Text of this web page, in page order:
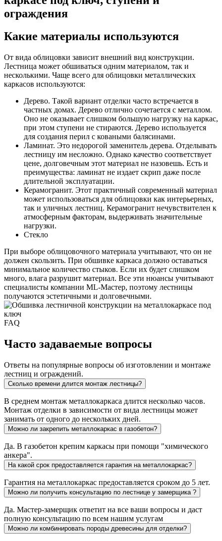
Какие материалы используются
От вида облицовки зависит внешний вид конструкции.
Лестница может обшиваться одним материалом, так и
несколькими. Чаще всего для облицовки металлических
каркасов используются:
Дерево. Такой вариант отделки часто встречается в
частных домах. Дерево отлично сочетается с металлом.
Оно не оказывает слишком большую нагрузку на каркас,
при этом ступени не стираются. Дерево используется
для создания перил с коваными балясинами.
Ламинат. Это недорогой заменитель дерева. Отделывать
лестницу им несложно. Однако качество соответствует
цене, долговечным этот материал не назовешь. Есть и
преимущества: ламинат не издает скрип даже после
длительной эксплуатации.
Керамогранит. Этот практичный современный материал
может использоваться для облицовки как интерьерных,
так и уличных лестниц. Керамогранит нечувствителен к
атмосферным факторам, выдерживать значительные
нагрузки.
Стекло
При выборе облицовочного материала учитывают, что он не
должен скользить. При обшивке каркаса должно оставаться
минимальное количество стыков. Если их будет слишком
много, влага разрушит материал. Все эти нюансы учитывают
специалисты компании ML-Мастер, поэтому лестницы
получаются эстетичными и долговечными.
FAQ
Часто задаваемые вопросы
Ответы на популярные вопросы об изготовлении и монтаже
лестниц и ограждений.
Сколько времени длится монтаж лестницы?
В среднем монтаж металлокаркаса длится несколько часов.
Монтаж отделки в зависимости от вида лестницы может
занимать от одного до нескольких дней.
Можно ли закрепить металлокаркас в газобетон?
Да. В газобетон крепим каркасы при помощи "химического
анкера".
На какой срок предоставляется гарантия на металлокаркас?
Гарантия на металлокаркас предоставляется сроком до 5 лет.
Можно ли получить консультацию по лестнице у замерщика ?
Да. Мастер-замерщик ответит на все ваши вопросы и даст
полную консультацию по всем нашим услугам
Можно ли комбинировать породы древесины для отделки?